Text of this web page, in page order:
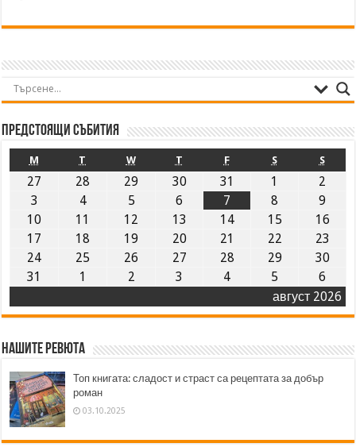
Предстоящи събития
август 2026
M T W T F S S
27 28 29 30 31 1
2
3
4 5 6 7 8
9
10
11 12 13 14 15
16
17
18 19 20 21 22
23
24
25 26 27 28 29
30
31
1 2 3 4 5 6
Нашите ревюта
Топ книгата: сладост и страст са рецептата за добър
роман
03.10.2025